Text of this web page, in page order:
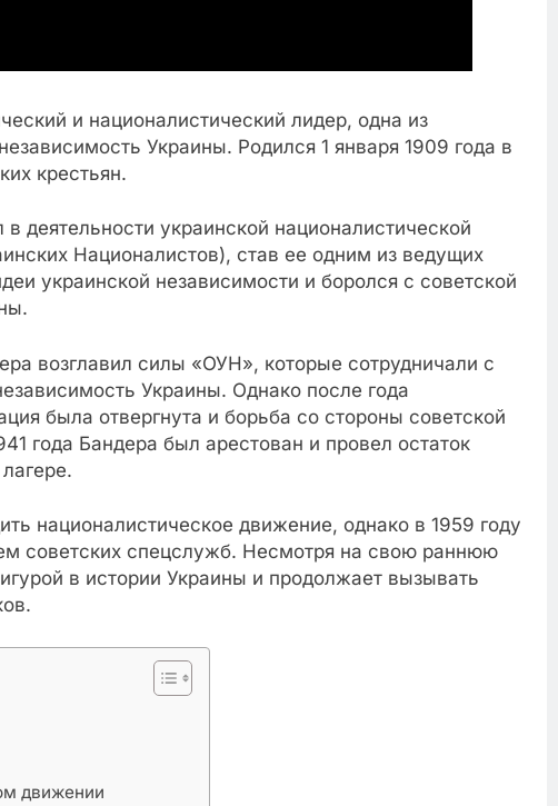
и националистический лидер, одна из
Украины. Родился 1 января 1909 года в
крестьян.
деятельности украинской националистической
Националистов), став ее одним из ведущих
украинской независимости и боролся с советской
возглавил силы «ОУН», которые сотрудничали с
Украины. Однако после года
была отвергнута и борьба со стороны советской
года Бандера был арестован и провел остаток
националистическое движение, однако в 1959 году
советских спецслужб. Несмотря на свою раннюю
в истории Украины и продолжает вызывать
движении